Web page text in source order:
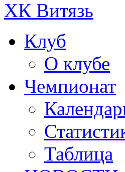
ХК Витязь
Клуб
О клубе
Чемпионат
Таблица